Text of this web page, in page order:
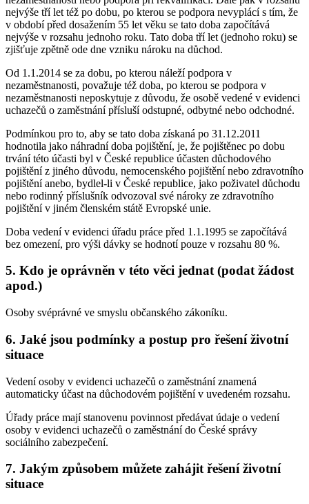
nejvýše tří let též po dobu, po kterou se podpora nevyplácí s tím, že
v období před dosažením 55 let věku se tato doba započítává
nejvýše v rozsahu jednoho roku. Tato doba tří let (jednoho roku) se
zjišťuje zpětně ode dne vzniku nároku na důchod.
Od 1.1.2014 se za dobu, po kterou náleží podpora v
nezaměstnanosti, považuje též doba, po kterou se podpora v
nezaměstnanosti neposkytuje z důvodu, že osobě vedené v evidenci
uchazečů o zaměstnání přísluší odstupné, odbytné nebo odchodné.
Podmínkou pro to, aby se tato doba získaná po 31.12.2011
hodnotila jako náhradní doba pojištění, je, že pojištěnec po dobu
trvání této účasti byl v České republice účasten důchodového
pojištění z jiného důvodu, nemocenského pojištění nebo zdravotního
pojištění anebo, bydlel-li v České republice, jako poživatel důchodu
nebo rodinný příslušník odvozoval své nároky ze zdravotního
pojištění v jiném členském státě Evropské unie.
Doba vedení v evidenci úřadu práce před 1.1.1995 se započítává
bez omezení, pro výši dávky se hodnotí pouze v rozsahu 80 %.
5. Kdo je oprávněn v této věci jednat (podat žádost
apod.)
Osoby svéprávné ve smyslu občanského zákoníku.
6. Jaké jsou podmínky a postup pro řešení životní
situace
Vedení osoby v evidenci uchazečů o zaměstnání znamená
automaticky účast na důchodovém pojištění v uvedeném rozsahu.
Úřady práce mají stanovenu povinnost předávat údaje o vedení
osoby v evidenci uchazečů o zaměstnání do České správy
sociálního zabezpečení.
7. Jakým způsobem můžete zahájit řešení životní
situace